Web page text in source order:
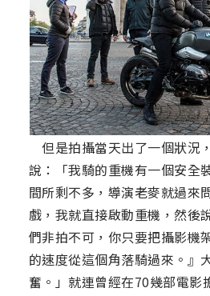
但是拍攝當天出了一個狀況
說：「我騎的重機有一個安全
間所剩不多，導演老麥就過來
戲，我就直接啟動重機，然後
們非拍不可，你只要把攝影機
的速度從這個角落騎過來。』
奮。」就連曾經在70幾部電影